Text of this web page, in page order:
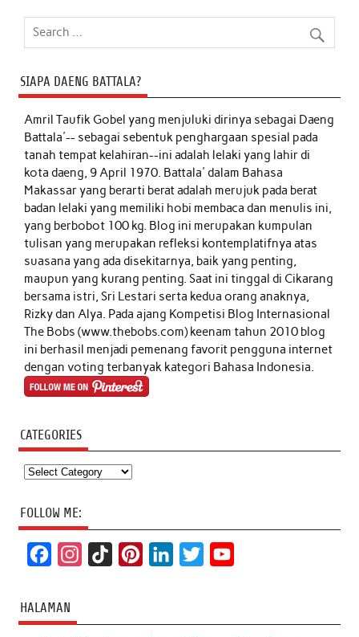
SIAPA DAENG BATTALA?
Amril Taufik Gobelyang menjuluki dirinya sebagai Daeng
Battala'-- sebagai sebentuk penghargaan spesial pada
tanah tempat kelahiran--ini adalah lelaki yang lahir di
kota daeng, 9 April 1970. Battala' dalam Bahasa
Makassar yang berarti berat adalah merujuk pada berat
badan lelaki yang memiliki hobi membaca dan menulis ini,
yang berbobot 100 kg. Blog ini merupakan kumpulan
tulisan yang merupakan refleksi kontemplatifnya atas
suasana yang ada disekitarnya, baik yang penting,
maupun yang kurang penting. Saat ini tinggal di Cikarang
bersama istri, Sri Lestari serta kedua orang anaknya,
Rizky dan Alya. Pada ajang Kompetisi Blog Internasional
The Bobs (www.thebobs.com) keenam tahun 2010 blog
ini berhasil menjadi pemenang favorit pengguna internet
dengan voting terbanyak kategori Bahasa Indonesia.
CATEGORIES
Categories
FOLLOW ME:
c
e
t
T
t
k
t
T
HALAMAN